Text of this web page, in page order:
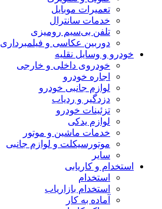
تعمیرات موبایل
خدمات سانترال
تلفن بی‌سیم رومیزی
دوربین عکاسی و فیلمبرداری
خودرو و وسایل نقلیه
خودروی داخلی و خارجی
اجاره خودرو
لوازم جانبی خودرو
دزدگیر و ردیاب
تزئینات خودرو
لوازم یدکی
خدمات ماشین و موتور
موتورسیکلت و لوازم جانبی
سایر
استخدام و کاریابی
استخدام
استخدام بازاریاب
آماده به کار